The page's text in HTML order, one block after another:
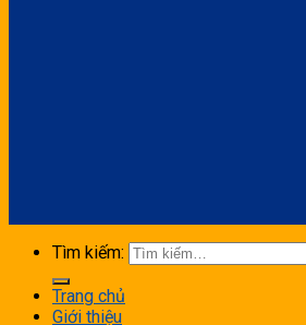
Tìm kiếm:
Trang chủ
Giới thiệu